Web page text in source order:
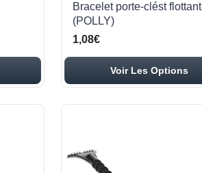
Bracelet porte-clést flottant
(POLLY)
1,08€
Voir Les Options